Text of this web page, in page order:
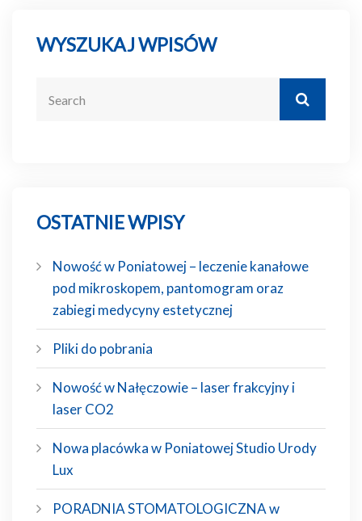
WYSZUKAJ WPISÓW
OSTATNIE WPISY
Nowość w Poniatowej – leczenie kanałowe
pod mikroskopem, pantomogram oraz
zabiegi medycyny estetycznej
Pliki do pobrania
Nowość w Nałęczowie – laser frakcyjny i
laser CO2
Nowa placówka w Poniatowej Studio Urody
Lux
PORADNIA STOMATOLOGICZNA w